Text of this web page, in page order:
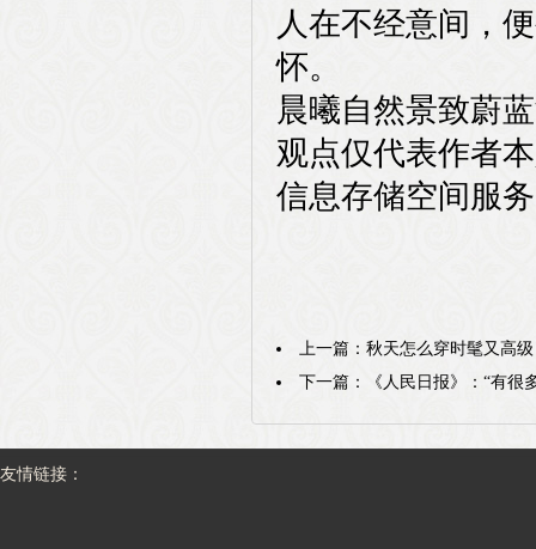
人在不经意间，
怀。
晨曦自然景致蔚
观点仅代表作者
信息存储空间服
上一篇： 秋天怎么穿时髦又高
下一篇：
《人民日报》：“有
友情链接：